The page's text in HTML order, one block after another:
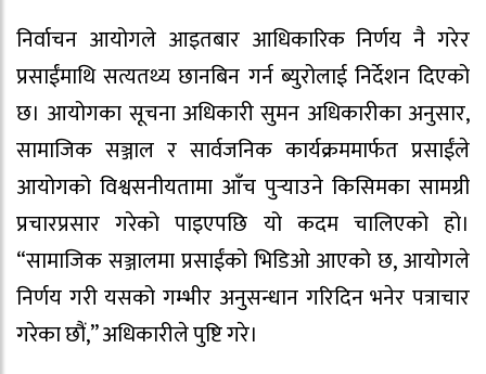
निर्वाचन आयोगले आइतबार आधिकारिक निर्णय नै गरेर
प्रसाईंमाथि सत्यतथ्य छानबिन गर्न ब्युरोलाई निर्देशन दिएको
छ। आयोगका सूचना अधिकारी सुमन अधिकारीका अनुसार,
सामाजिक सञ्जाल र सार्वजनिक कार्यक्रममार्फत प्रसाईंले
आयोगको विश्वसनीयतामा आँच पुर्‍याउने किसिमका सामग्री
प्रचारप्रसार गरेको पाइएपछि यो कदम चालिएको हो।
“सामाजिक सञ्जालमा प्रसाईंको भिडिओ आएको छ, आयोगले
निर्णय गरी यसको गम्भीर अनुसन्धान गरिदिन भनेर पत्राचार
गरेका छौं,” अधिकारीले पुष्टि गरे।